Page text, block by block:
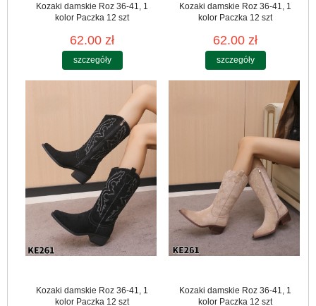
Kozaki damskie Roz 36-41, 1
kolor Paczka 12 szt
62.00 zł
szczegóły
Kozaki damskie Roz 36-41, 1
kolor Paczka 12 szt
62.00 zł
szczegóły
Kozaki damskie Roz 36-41, 1
kolor Paczka 12 szt
Kozaki damskie Roz 36-41, 1
kolor Paczka 12 szt